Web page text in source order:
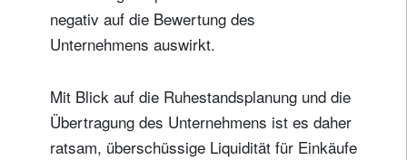
negativ auf die Bewertung des
Unternehmens auswirkt.
Mit Blick auf die Ruhestandsplanung und die
Übertragung des Unternehmens ist es daher
ratsam, überschüssige Liquidität für Einkäufe
Name